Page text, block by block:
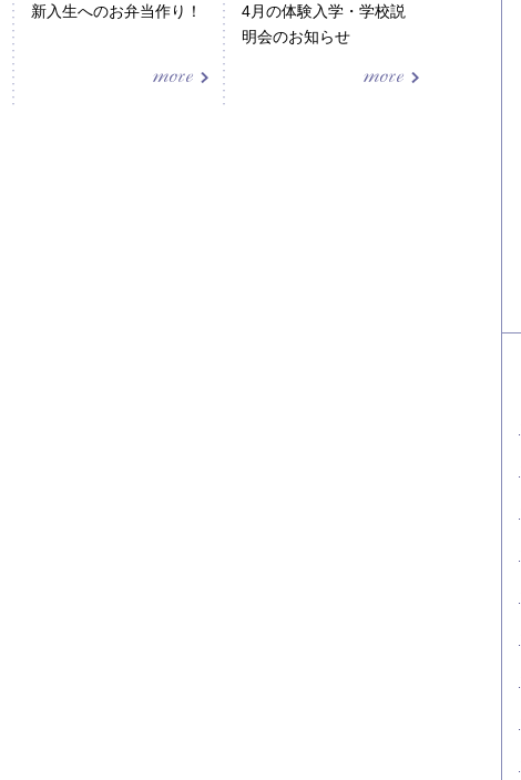
新入生へのお弁当作り！
4月の体験入学・学校説
明会のお知らせ